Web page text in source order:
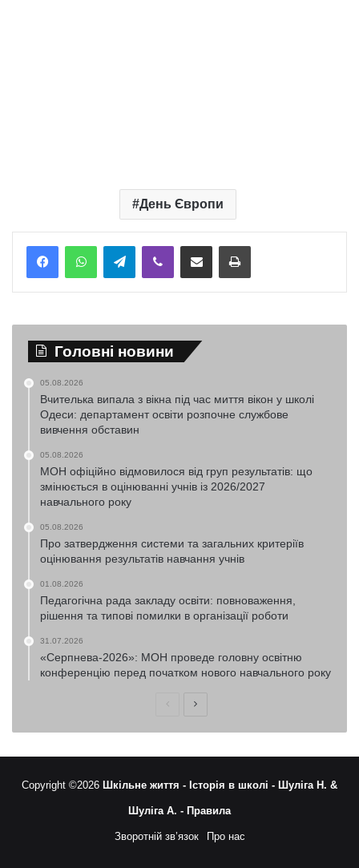
День Європи
TelegramViber Надіслати електронною поштоюНадрукувати
Головні новини
05.08.2026
Вчителька випала з вікна під час миття вікон у школі
Одеси: департамент освіти розпочне службове
вивчення обставин
05.08.2026
МОН офіційно відмовилося від груп результатів: що
змінюється в оцінюванні учнів із 2026/2027
навчального року
05.08.2026
Про затвердження системи та загальних критеріїв
оцінювання результатів навчання учнів
01.08.2026
Педагогічна рада закладу освіти: повноваження,
рішення та типові помилки в організації роботи
31.07.2026
«Серпнева-2026»: МОН проведе головну освітню
конференцію перед початком нового навчального року
ПопередняНаступна
Copyright ©2026 Шкільне життя - Історія в школі - Шуліга Н. &
Шуліга А. - Правила
Зворотній зв’язок Про нас